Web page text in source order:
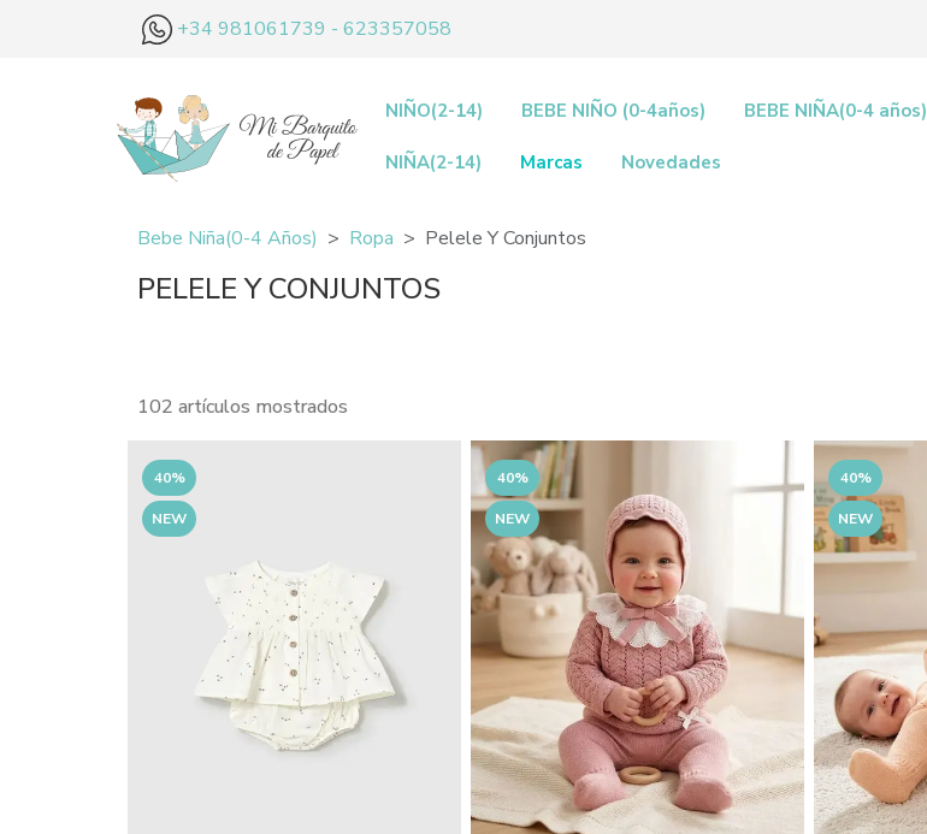
+34 981061739 - 623357058
NIÑO(2-14) BEBE NIÑO (0-4años) BEBE NIÑA(0-4 años)
NIÑA(2-14) Marcas Novedades
Bebe Niña(0-4 Años) Ropa Pelele Y Conjuntos
PELELE Y CONJUNTOS
102 artículos mostrados
40%
NEW
40%
NEW
40%
NEW